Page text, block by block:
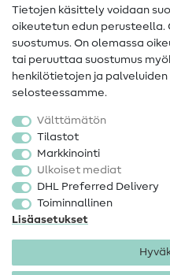
Tietoa
Peruutusoikeus
Suosittu
Kankaat
Ompelutarvikkeet
Ale
Tietojen käsittely voidaan
oikeutetun edun
suostumus. On olemassa
tai peruuttaa suostumus
henkilötietojen ja
selosteessamme.
Välttämätön
Tilastot
Markkinointi
Ulkoiset mediat
DHL Preferred Delivery
Toiminnallinen
Lisäasetukset